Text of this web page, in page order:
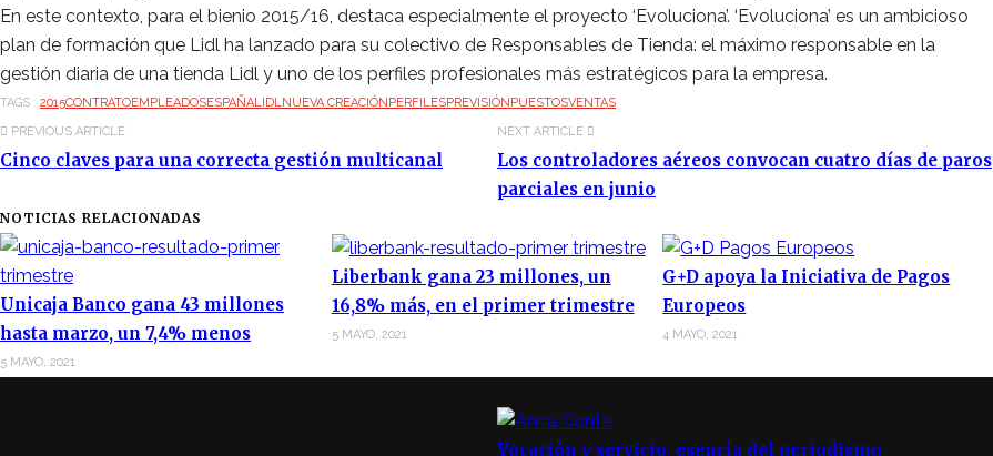
En este contexto, para el bienio 2015/16, destaca especialmente el proyecto ‘Evoluciona’. ‘Evoluciona’ es un ambicioso
plan de formación que Lidl ha lanzado para su colectivo de Responsables de Tienda: el máximo responsable en la
gestión diaria de una tienda Lidl y uno de los perfiles profesionales más estratégicos para la empresa.
TAGS : 2015CONTRATOEMPLEADOSESPAÑALIDLNUEVA CREACIÓN PERFILESPREVISIÓN PUESTOSVENTAS
PREVIOUS ARTICLE
Cinco claves para una correcta gestión multicanal
NEXT ARTICLE
Los controladores aéreos convocan cuatro días de paros
parciales en junio
NOTICIAS RELACIONADAS
Unicaja Banco gana 43 millones
hasta marzo, un 7,4% menos
5 MAYO, 2021
Liberbank gana 23 millones, un
16,8% más, en el primer trimestre
5 MAYO, 2021
G+D apoya la Iniciativa de Pagos
Europeos
4 MAYO, 2021
Vocación y servicio, esencia del periodismo